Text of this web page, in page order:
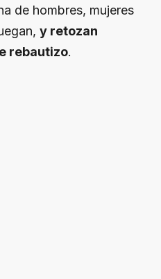
de hombres, mujeres
y retozan
rebautizo.